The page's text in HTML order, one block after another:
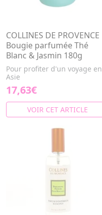
COLLINES DE PROVENCE
Bougie parfumée Thé
Blanc & Jasmin 180g
Pour profiter d'un voyage en
Asie
17,63€
VOIR CET ARTICLE